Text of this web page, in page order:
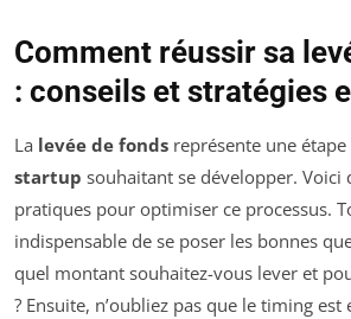
Comment réussir sa
: conseils et stratégies
La levée de fonds représente une
startup souhaitant se développer. Voici
pratiques pour optimiser ce processus.
indispensable de se poser les bonnes
quel montant souhaitez-vous lever et
? Ensuite, n’oubliez pas que le timing est